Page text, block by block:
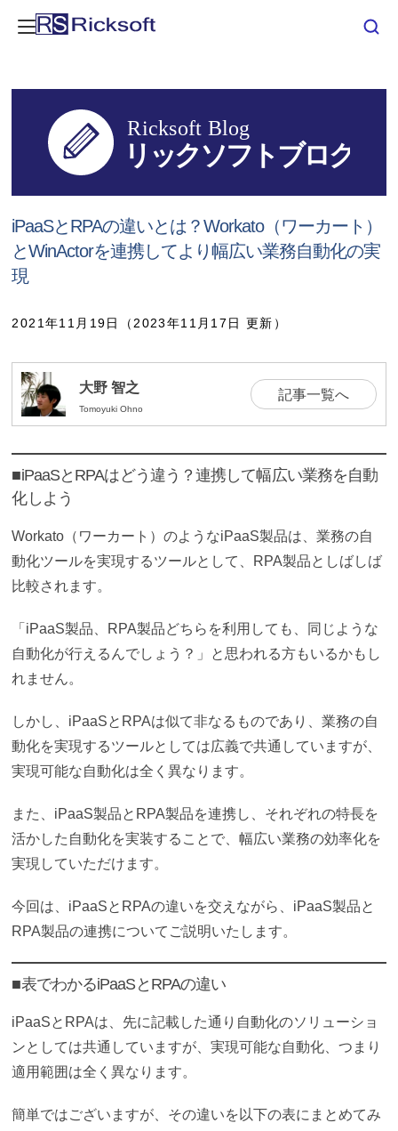
iPaaSとRPAの違いとは？Workato（ワーカート）
とWinActorを連携してより幅広い業務自動化の実
現
2021年11月19日（2023年11月17日 更新）
大野 智之
Tomoyuki Ohno
記事一覧へ
■iPaaSとRPAはどう違う？連携して幅広い業務を自動
化しよう
Workato（ワーカート）のようなiPaaS製品は、業務の自
動化ツールを実現するツールとして、RPA製品としばしば
比較されます。
「iPaaS製品、RPA製品どちらを利用しても、同じような
自動化が行えるんでしょう？」と思われる方もいるかもし
れません。
しかし、iPaaSとRPAは似て非なるものであり、業務の自
動化を実現するツールとしては広義で共通していますが、
実現可能な自動化は全く異なります。
また、iPaaS製品とRPA製品を連携し、それぞれの特長を
活かした自動化を実装することで、幅広い業務の効率化を
実現していただけます。
今回は、iPaaSとRPAの違いを交えながら、iPaaS製品と
RPA製品の連携についてご説明いたします。
■表でわかるiPaaSとRPAの違い
iPaaSとRPAは、先に記載した通り自動化のソリューショ
ンとしては共通していますが、実現可能な自動化、つまり
適用範囲は全く異なります。
簡単ではございますが、その違いを以下の表にまとめてみ